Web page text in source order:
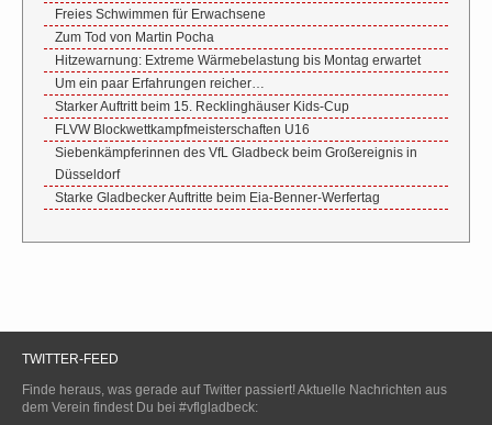
Freies Schwimmen für Erwachsene
Zum Tod von Martin Pocha
Hitzewarnung: Extreme Wärmebelastung bis Montag erwartet
Um ein paar Erfahrungen reicher…
Starker Auftritt beim 15. Recklinghäuser Kids-Cup
FLVW Blockwettkampfmeisterschaften U16
Siebenkämpferinnen des VfL Gladbeck beim Großereignis in
Düsseldorf
Starke Gladbecker Auftritte beim Eia-Benner-Werfertag
TWITTER-FEED
Finde heraus, was gerade auf Twitter passiert! Aktuelle Nachrichten aus
dem Verein findest Du bei #vflgladbeck: